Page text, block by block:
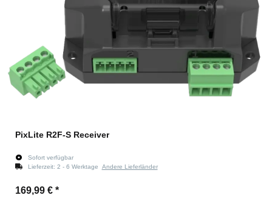
PixLite R2F-S Receiver
Sofort verfügbar
Lieferzeit: 2 - 6 Werktage Andere Lieferländer
169,99 € *